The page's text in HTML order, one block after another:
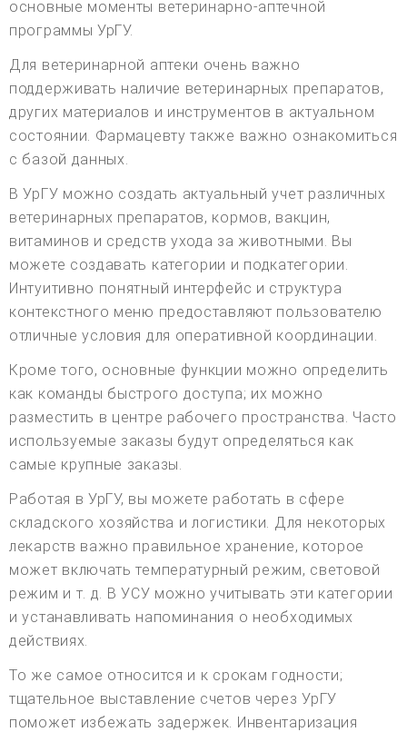
основные моменты ветеринарно-аптечной
программы УрГУ.
Для ветеринарной аптеки очень важно
поддерживать наличие ветеринарных препаратов,
других материалов и инструментов в актуальном
состоянии. Фармацевту также важно ознакомиться
с базой данных.
В УрГУ можно создать актуальный учет различных
ветеринарных препаратов, кормов, вакцин,
витаминов и средств ухода за животными. Вы
можете создавать категории и подкатегории.
Интуитивно понятный интерфейс и структура
контекстного меню предоставляют пользователю
отличные условия для оперативной координации.
Кроме того, основные функции можно определить
как команды быстрого доступа; их можно
разместить в центре рабочего пространства. Часто
используемые заказы будут определяться как
самые крупные заказы.
Работая в УрГУ, вы можете работать в сфере
складского хозяйства и логистики. Для некоторых
лекарств важно правильное хранение, которое
может включать температурный режим, световой
режим и т. д. В УСУ можно учитывать эти категории
и устанавливать напоминания о необходимых
действиях.
То же самое относится и к срокам годности;
тщательное выставление счетов через УрГУ
поможет избежать задержек. Инвентаризация